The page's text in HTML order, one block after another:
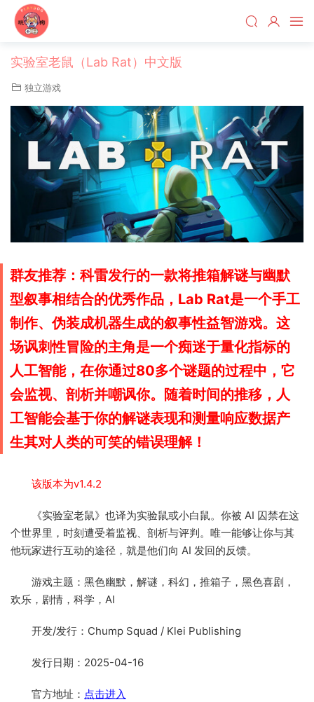
实验室老鼠（Lab Rat）中文版
独立游戏
群友推荐：科雷发行的一款将推箱解谜与幽默
型叙事相结合的优秀作品，Lab Rat是一个手工
制作、伪装成机器生成的叙事性益智游戏。这
场讽刺性冒险的主角是一个痴迷于量化指标的
人工智能，在你通过80多个谜题的过程中，它
会监视、剖析并嘲讽你。随着时间的推移，人
工智能会基于你的解谜表现和测量响应数据产
生其对人类的可笑的错误理解！
该版本为v1.4.2
《实验室老鼠》也译为实验鼠或小白鼠。你被 AI 囚禁在这
个世界里，时刻遭受着监视、剖析与评判。唯一能够让你与其
他玩家进行互动的途径，就是他们向 AI 发回的反馈。
游戏主题：黑色幽默，解谜，科幻，推箱子，黑色喜剧，
欢乐，剧情，科学，AI
开发/发行：Chump Squad / Klei Publishing
发行日期：2025-04-16
官方地址： 点击进入